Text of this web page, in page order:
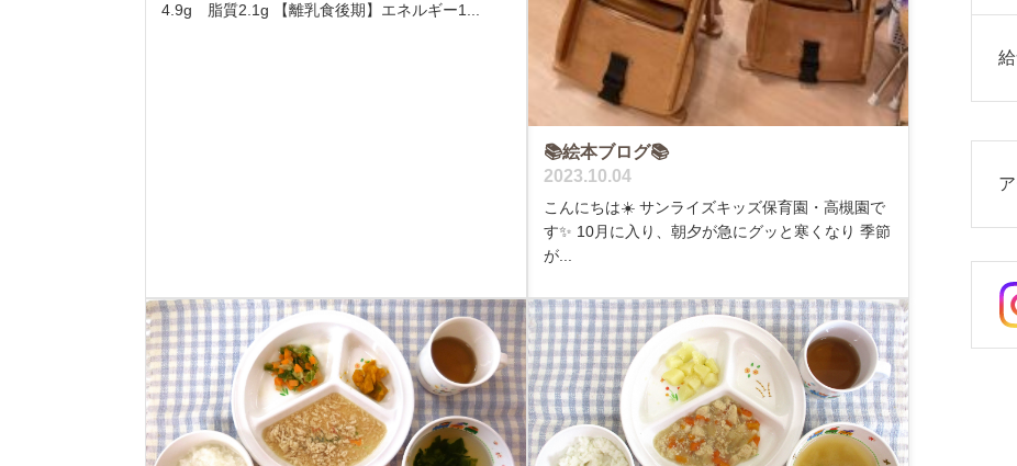
4.9g 脂質2.1g 【離乳食後期】エネルギー1...
📚絵本ブログ📚
2023.10.04
こんにちは☀️ サンライズキッズ保育園・高槻園で
す✨ 10月に入り、朝夕が急にグッと寒くなり 季節
が...